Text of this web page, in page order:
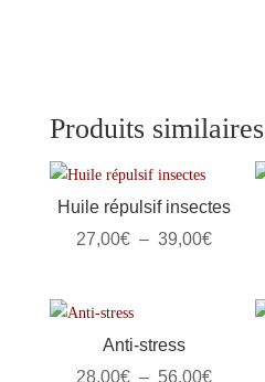
Produits similaires
Huile répulsif insectes
27,00€ – 39,00€Plage
Anti-stress
28,00€ – 56,00€Plage